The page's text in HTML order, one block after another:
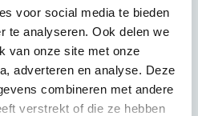
voor social media te bieden
te analyseren. Ook delen we
van onze site met onze
adverteren en analyse. Deze
combineren met andere
verstrekt of die ze hebben